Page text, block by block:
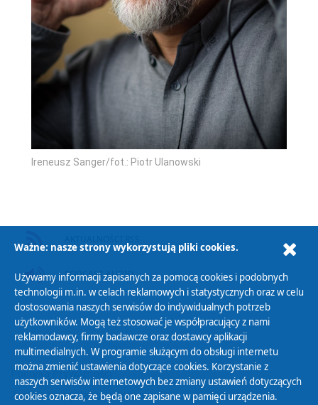
Ireneusz Sanger/fot.: Piotr Ulanowski
PODCAST AUDIO
Polityka Prywatności
Zasady korzystania z Serwisu
Ważne: nasze strony wykorzystują pliki cookies.
Używamy informacji zapisanych za pomocą cookies i podobnych
technologii m.in. w celach reklamowych i statystycznych oraz w celu
dostosowania naszych serwisów do indywidualnych potrzeb
użytkowników. Mogą też stosować je współpracujący z nami
reklamodawcy, firmy badawcze oraz dostawcy aplikacji
multimedialnych. W programie służącym do obsługi internetu
można zmienić ustawienia dotyczące cookies. Korzystanie z
naszych serwisów internetowych bez zmiany ustawień dotyczących
cookies oznacza, że będą one zapisane w pamięci urządzenia.